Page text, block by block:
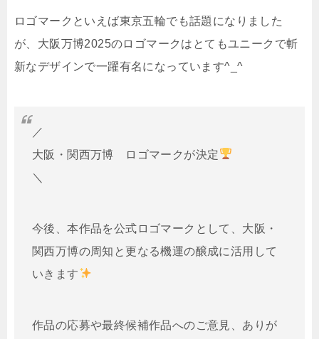
ロゴマークといえば東京五輪でも話題になりました
が、大阪万博2025のロゴマークはとてもユニークで斬
新なデザインで一躍有名になっています^_^
／
大阪・関西万博 ロゴマークが決定
＼
今後、本作品を公式ロゴマークとして、大阪・
関西万博の周知と更なる機運の醸成に活用して
いきます
作品の応募や最終候補作品へのご意見、ありが